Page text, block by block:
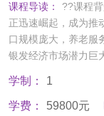
课程导读：
??课程
正迅速崛起，成为推
口规模庞大，养老服
银发经济市场潜力巨
学制： 1
学费： 59800元